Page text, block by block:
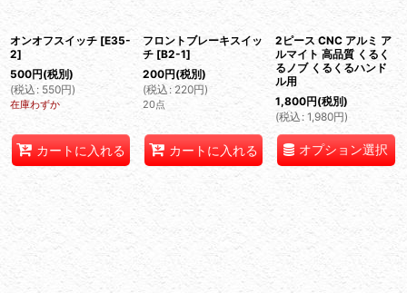
オンオフスイッチ [E35-
2]
500円(税別)
(税込 : 550円)
在庫わずか
カートに入れる
フロントブレーキスイッ
チ [B2-1]
200円(税別)
(税込 : 220円)
20点
カートに入れる
2ピース CNC アルミ ア
ルマイト 高品質 くるく
るノブ くるくるハンド
ル用
1,800円(税別)
(税込 : 1,980円)
オプション選択